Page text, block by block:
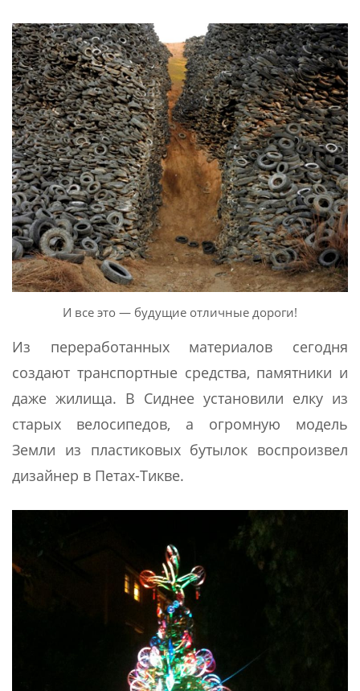
И все это — будущие отличные дороги!
Из переработанных материалов сегодня
создают транспортные средства, памятники и
даже жилища. В Сиднее установили елку из
старых велосипедов, а огромную модель
Земли из пластиковых бутылок воспроизвел
дизайнер в Петах-Тикве.